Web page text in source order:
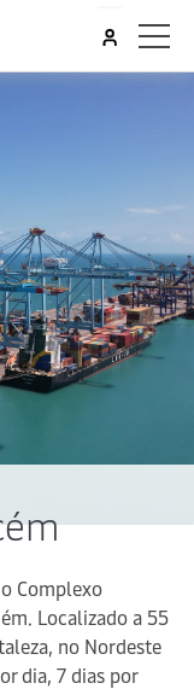
Complexo
Localizado a 55
no Nordeste
dia, 7 dias por